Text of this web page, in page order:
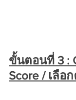
ขั้นตอนที่ 3 :
Score / เลือ